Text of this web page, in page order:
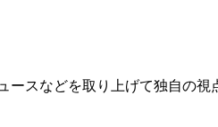
ースなどを取り上げて独自の視